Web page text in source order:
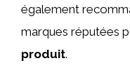
également
marques réputées
produit.